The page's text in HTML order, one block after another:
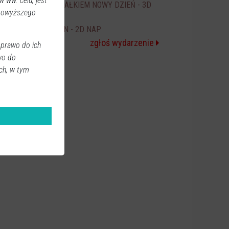
20:00 SPIDER-MAN CAŁKIEM NOWY DZIEŃ - 3D
ICE CREAM MAN - 2D NAP
zgłoś wydarzenie
do ich
do
w tym